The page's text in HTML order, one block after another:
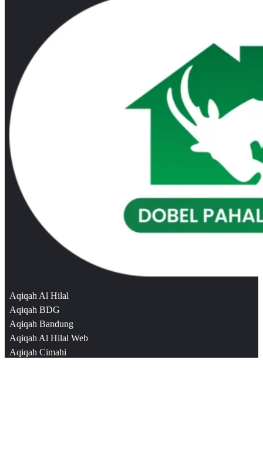
Aqiqah Al Hilal
Aqiqah BDG
Aqiqah Bandung
Aqiqah Al Hilal Web
Aqiqah Cimahi